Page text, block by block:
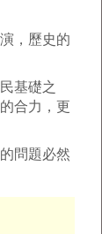
，歷史的
基礎之
合力，更
問題必然